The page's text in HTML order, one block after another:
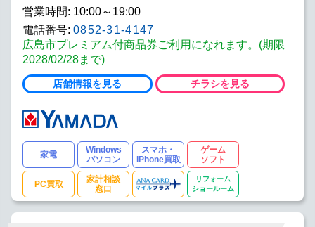
おもちゃ ゲームソフト
腕時計 ゴルフ IQOSショップ
車販売 自転車 SE配送
家計相談窓口 ANAマイルプラス 法人窓口
TAXFREE リユース冷蔵庫 リユース洗濯機
営業時間: 10:00～19:00
電話番号: 0852-31-4147
広島市プレミアム付商品券ご利用になれます。(期限
2028/02/28まで)
店舗情報を見る チラシを見る
家電
Windows
パソコン
スマホ・
iPhone買取
ゲーム
ソフト
PC買取
家計相談
窓口
リフォーム
ショールーム